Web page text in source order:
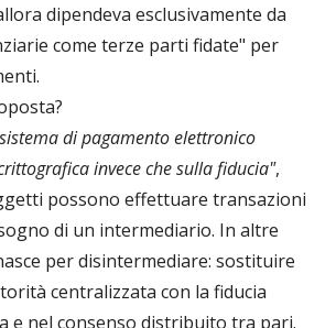
dipendeva esclusivamente da
come terze parti fidate" per
di pagamento elettronico
invece che sulla fiducia",
possono effettuare transazioni
di un intermediario. In altre
per disintermediare: sostituire
centralizzata con la fiducia
e nel consenso distribuito tra pari.